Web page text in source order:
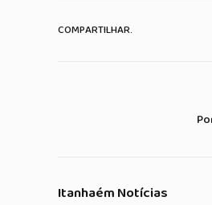
COMPARTILHAR.
Itanhaém Notícias